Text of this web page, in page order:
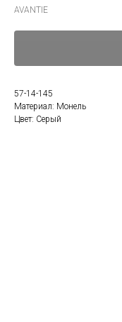
AVANTIE
57-14-145
Материал: Монель
Цвет: Серый